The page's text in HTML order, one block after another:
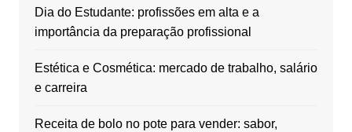
Dia do Estudante: profissões em alta e a
importância da preparação profissional
Estética e Cosmética: mercado de trabalho, salário
e carreira
Receita de bolo no pote para vender: sabor,